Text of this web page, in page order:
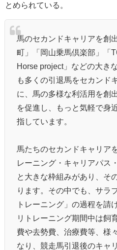
とめられている。
馬のセカンドキャリアを創
町」「岡山乗馬倶楽部」「
Horse project」などの大き
も多くの引退馬をセカンド
に、馬の多様な利活用を創
を促進し、もっと気軽で身
指しています。
馬たちのセカンドキャリア
レーニング・キャリアパス
と大きな枠組みがあり、そ
ります。その中でも、サラ
トレーニング」の過程を請
リトレーニング期間中は飼
費や去勢費、治療費等、様
なり、競走馬引退後のキャ